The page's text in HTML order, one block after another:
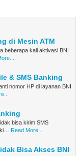
di Mesin ATM
beberapa kali aktivasi BNI
& SMS Banking
nomor HP di layanan BNI
bisa kirim SMS
Read More...
Bisa Akses BNI